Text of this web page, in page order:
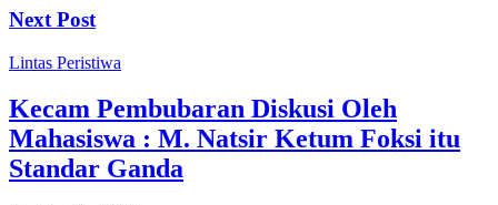
Next Post
Lintas Peristiwa
Kecam Pembubaran Diskusi Oleh
Mahasiswa : M. Natsir Ketum Foksi itu
Standar Ganda